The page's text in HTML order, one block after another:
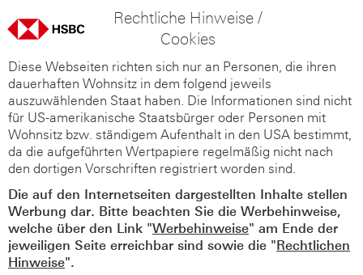
Rechtliche Hinweise /
Cookies
Diese Webseiten richten sich nur an Personen, die ihren
dauerhaften Wohnsitz in dem folgend jeweils
auszuwählenden Staat haben. Die Informationen sind nicht
für US-amerikanische Staatsbürger oder Personen mit
Wohnsitz bzw. ständigem Aufenthalt in den USA bestimmt,
da die aufgeführten Wertpapiere regelmäßig nicht nach
den dortigen Vorschriften registriert worden sind.
Die auf den Internetseiten dargestellten Inhalte stellen
Werbung dar. Bitte beachten Sie die Werbehinweise,
welche über den Link "Werbehinweise" am Ende der
jeweiligen Seite erreichbar sind sowie die "Rechtlichen
Hinweise".